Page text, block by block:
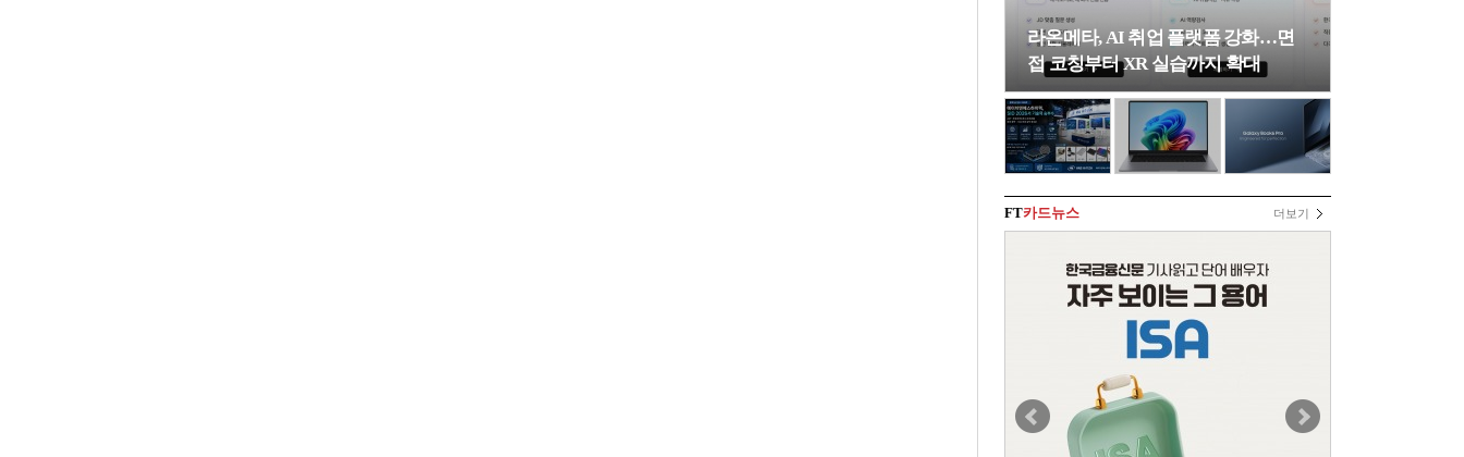
라온메타, AI 취업 플랫폼 강화…면
접 코칭부터 XR 실습까지 확대
FT카드뉴스 더보기